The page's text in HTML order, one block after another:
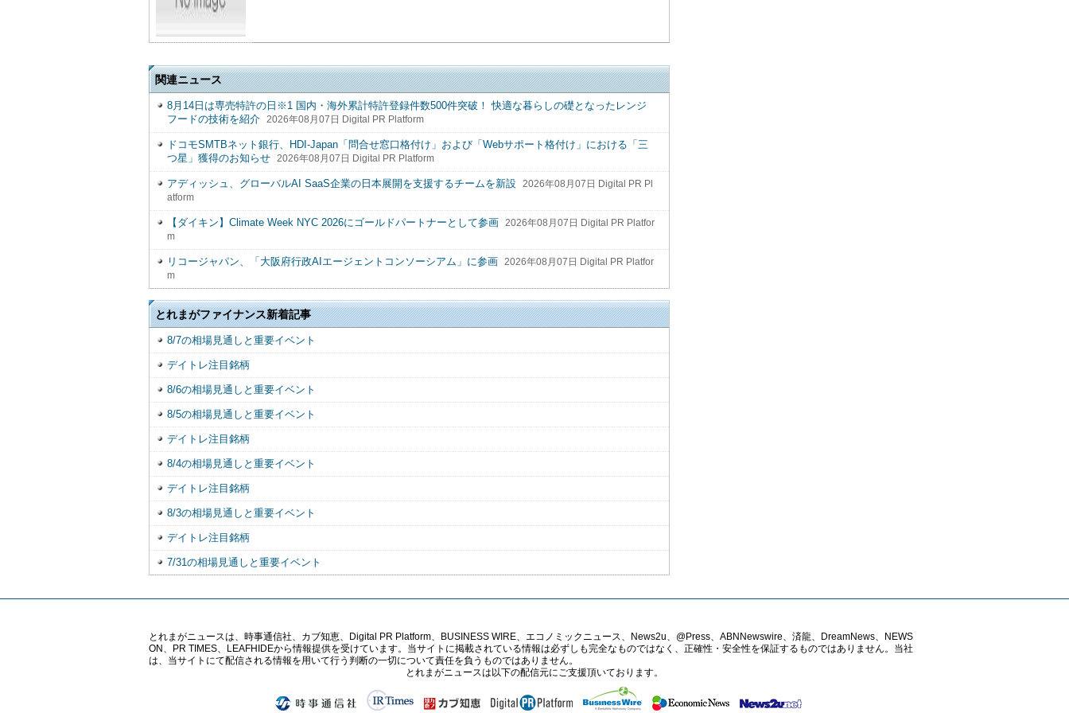
関連ニュース
8月14日は専売特許の日※1 国内・海外累計特許登録件数500件突破！ 快適な暮らしの礎となったレンジ
フードの技術を紹介
2026年08月07日 Digital PR Platform
ドコモSMTBネット銀行、HDI-Japan「問合せ窓口格付け」および「Webサポート格付け」における「三
つ星」獲得のお知らせ
2026年08月07日 Digital PR Platform
アディッシュ、グローバルAI SaaS企業の日本展開を支援するチームを新設
2026年08月07日 Digital PR Pl
atform
【ダイキン】Climate Week NYC 2026にゴールドパートナーとして参画
2026年08月07日 Digital PR Platfor
m
リコージャパン、「大阪府行政AIエージェントコンソーシアム」に参画
2026年08月07日 Digital PR Platfor
m
とれまがファイナンス新着記事
8/7の相場見通しと重要イベント
デイトレ注目銘柄
8/6の相場見通しと重要イベント
8/5の相場見通しと重要イベント
デイトレ注目銘柄
8/4の相場見通しと重要イベント
デイトレ注目銘柄
8/3の相場見通しと重要イベント
デイトレ注目銘柄
7/31の相場見通しと重要イベント
とれまがニュースは、時事通信社、カブ知恵、Digital PR Platform、BUSINESS WIRE、エコノミックニュース、News2u、@Press、ABNNewswire、済龍、DreamNews、NEWS
ON、PR TIMES、LEAFHIDEから情報提供を受けています。当サイトに掲載されている情報は必ずしも完全なものではなく、正確性・安全性を保証するものではありません。当社
は、当サイトにて配信される情報を用いて行う判断の一切について責任を負うものではありません。
とれまがニュースは以下の配信元にご支援頂いております。